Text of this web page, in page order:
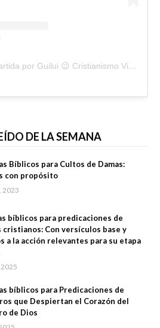
Una publicación compartida por Guilui 😉 Cristianismo Viral (@guiluiviral)
DE LA SEMANA
Bíblicos para Cultos de Damas:
con propósito
2023
bíblicos para predicaciones de
cristianos: Con versículos base y
a la acción relevantes para su etapa
bíblicos para Predicaciones de
que Despiertan el Corazón del
de Dios